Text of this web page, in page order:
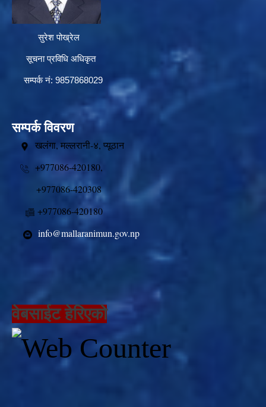
सुरेश पोख्रेल
सूचना प्रविधि अधिकृत
सम्पर्क नं: 9857868029
सम्पर्क विवरण
खलंगा, मल्लरानी-४, प्यूठान
+977086-420180,
+977086-420308
+977086-420180
info@mallaranimun.gov.np
वेबसाईट हेरिएको